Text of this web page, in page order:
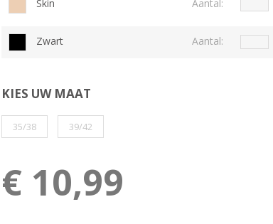
Skin Aantal:
Zwart Aantal:
KIES UW MAAT
35/38 39/42
€ 10,99